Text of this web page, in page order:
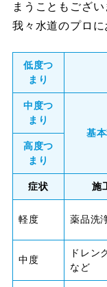
まうこともござ
我々水道のプロに
低度つ
まり
中度つ
まり
基
高度つ
まり
症状 施
軽度 薬品洗
中度
ドレン
など